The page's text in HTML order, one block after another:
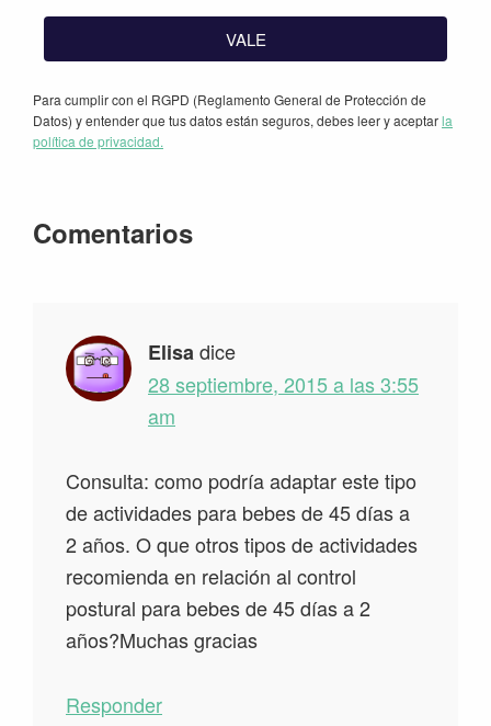
VALE
Para cumplir con el RGPD (Reglamento General de Protección de
Datos) y entender que tus datos están seguros, debes leer y aceptarla
política de privacidad.
Interacciones
lectores
Comentarios
Elisadice
28 septiembre, 2015 a las 3:55
am
Consulta: como podría adaptar este tipo
de actividades para bebes de 45 días a
2 años. O que otros tipos de actividades
recomienda en relación al control
postural para bebes de 45 días a 2
años?Muchas gracias
Responder